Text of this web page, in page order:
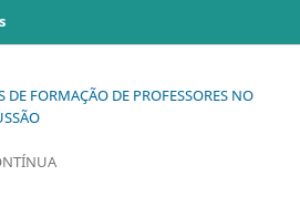
FORMAÇÃO DE PROFESSORES NO